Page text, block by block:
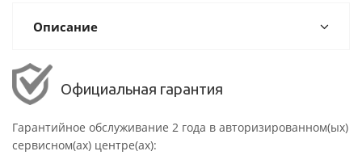
Описание
Официальная гарантия
Гарантийное обслуживание 2 года в авторизированном(ых)
сервисном(ах) центре(ах):